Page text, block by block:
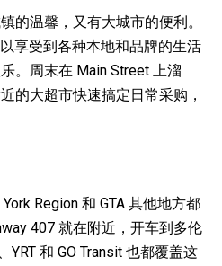
的温馨，又有大城市的便利。
享受到各种本地和品牌的生活
。周末在 Main Street 上溜
的大超市快速搞定日常采购，
Region 和 GTA 其他地方都
407 就在附近，开车到多伦
YRT 和 GO Transit 也都覆盖这